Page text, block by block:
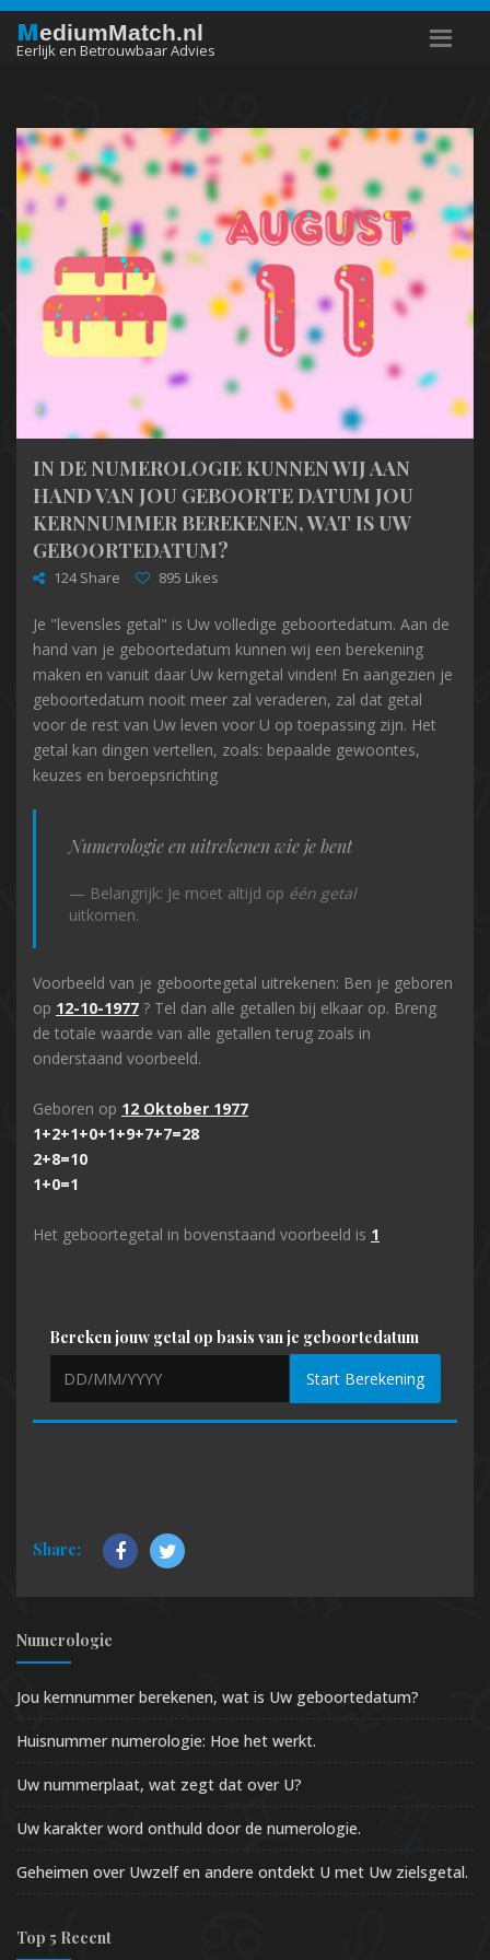
MediumMatch.nl
Eerlijk en Betrouwbaar Advies
IN DE NUMEROLOGIE KUNNEN WIJ AAN
HAND VAN JOU GEBOORTE DATUM JOU
KERNNUMMER BEREKENEN, WAT IS UW
GEBOORTEDATUM?
124 Share 895 Likes
Je "levensles getal" is Uw volledige geboortedatum. Aan de
hand van je geboortedatum kunnen wij een berekening
maken en vanuit daar Uw kerngetal vinden! En aangezien je
geboortedatum nooit meer zal veraderen, zal dat getal
voor de rest van Uw leven voor U op toepassing zijn. Het
getal kan dingen vertellen, zoals: bepaalde gewoontes,
keuzes en beroepsrichting
Numerologie en uitrekenen wie je bent
Belangrijk: Je moet altijd op één getal
uitkomen.
Voorbeeld van je geboortegetal uitrekenen: Ben je geboren
op 12-10-1977 ? Tel dan alle getallen bij elkaar op. Breng
de totale waarde van alle getallen terug zoals in
onderstaand voorbeeld.
Geboren op 12 Oktober 1977
1+2+1+0+1+9+7+7=28
2+8=10
1+0=1
Het geboortegetal in bovenstaand voorbeeld is 1
Bereken jouw getal op basis van je geboortedatum
Start Berekening
Share:
Numerologie
Jou kernnummer berekenen, wat is Uw geboortedatum?
Huisnummer numerologie: Hoe het werkt.
Uw nummerplaat, wat zegt dat over U?
Uw karakter word onthuld door de numerologie.
Geheimen over Uwzelf en andere ontdekt U met Uw zielsgetal.
Top 5 Recent